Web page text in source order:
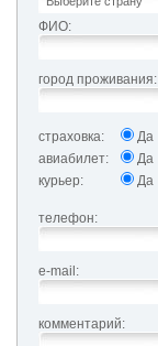
ФИО:
город проживания:
страховка: Да
авиабилет:
Да
курьер:
Да
телефон:
e-mail:
комментарий: